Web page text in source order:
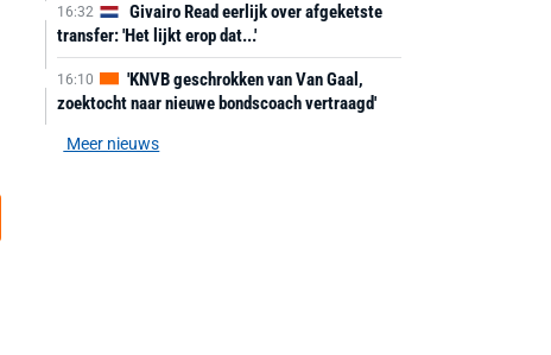
16:32
Givairo Read eerlijk over afgeketste
transfer: 'Het lijkt erop dat...'
16:10
'KNVB geschrokken van Van Gaal,
zoektocht naar nieuwe bondscoach vertraagd'
Meer nieuws